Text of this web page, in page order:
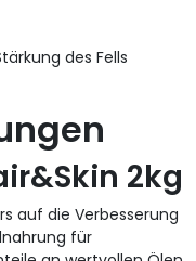
des Fells
2kg
auf die Verbesserung
für